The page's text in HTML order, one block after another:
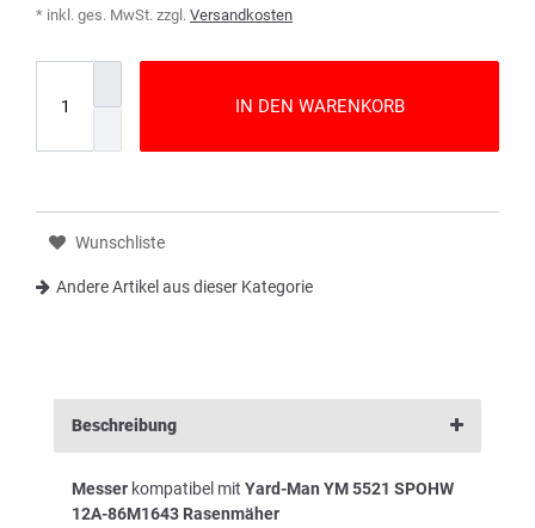
* inkl. ges. MwSt. zzgl. Versandkosten
IN DEN WARENKORB
Wunschliste
Andere Artikel aus dieser Kategorie
Beschreibung
Messer kompatibel mit Yard-Man YM 5521 SPOHW
12A-86M1643 Rasenmäher